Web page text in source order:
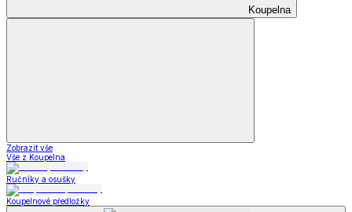
Koupelna
Zobrazit vše
Vše z Koupelna
Ručníky a osušky
Koupelnové předložky